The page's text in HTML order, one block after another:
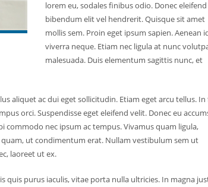
lorem eu, sodales finibus odio. Donec eleifend
bibendum elit vel hendrerit. Quisque sit amet
mollis sem. Proin eget ipsum sapien. Aenean
viverra neque. Etiam nec ligula at nunc
malesuada. Duis elementum sagittis nunc, et
aliquet ac dui eget sollicitudin. Etiam eget arcu tellus. In
orci. Suspendisse eget eleifend velit. Donec eu
commodo nec ipsum ac tempus. Vivamus quam ligula,
ut condimentum erat. Nullam vestibulum sem ut
laoreet ut ex.
quis purus iaculis, vitae porta nulla ultricies. In magna